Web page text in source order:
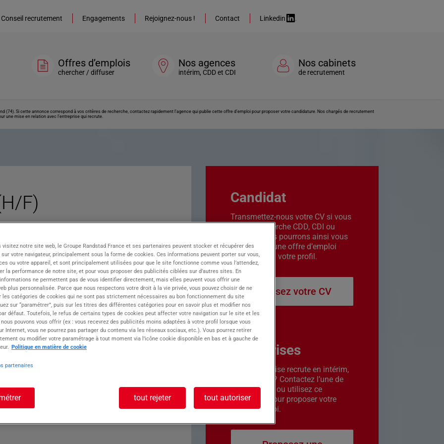
Conseil recrutement Engagements Rejoignez-nous ! Contact Linkedin
Offres d’emplois
chercher / diffuser
Nos agences
intérim, CDD et CDI
Nos cabinets
de recrutement
(74). Si cette annonce correspond à vos critères de recherche, contactez rapidement l’agence qui publie cette offre d’emploi pour proposer votre candidature. Nos chargés de recrutement
une mise en relation avec l’entreprise qui recrute.
F)
CDI) vous accompagne depuis 30 ans dans
du travail temporaire, nous sommes sans
!
compte de notre client, brasserie très
nous directement à l'agence :
Candidat
Transmettez-nous votre CV si vous
êtes en recherche CDD, CDI ou
intérim. Nous pourrons ainsi vous
contacter si une offre d’emploi
correspond à votre profil.
Déposez votre CV
Entreprises
Votre entreprise recrute en intérim,
CDD ou CDI ? Contactez l’une de
nos agences ou utilisez ce
formulaire pour proposer votre
offre d’emploi.
visitez notre site web, le Groupe Randstad France et ses partenaires peuvent stocker et récupérer des
votre navigateur, principalement sous la forme de cookies. Ces informations peuvent porter sur vous,
ou votre appareil, et sont principalement utilisées pour que le site fonctionne comme vous l’attendez,
la performance de notre site, et pour vous proposer des publicités ciblées sur d’autres sites. En
ne permettent pas de vous identifier directement, mais elles peuvent vous offrir une
plus personnalisée. Parce que nous respectons votre droit à la vie privée, vous pouvez choisir de ne
les catégories de cookies qui ne sont pas strictement nécessaires au bon fonctionnement du site
sur “paramétrer”, puis sur les titres des différentes catégories pour en savoir plus et modifier nos
défaut. Toutefois, le refus de certains types de cookies peut affecter votre navigation sur le site et les
pouvons vous offrir (ex : vous recevrez des publicités moins adaptées à votre profil lorsque vous
Internet, vous ne pourrez pas partager du contenu via les réseaux sociaux, etc.). Vous pourrez retirer
ou modifier votre paramétrage à tout moment via l’icône cookie disponible en bas et à gauche de
Politique en matière de cookie
partenaires
tout rejeter tout autoriser